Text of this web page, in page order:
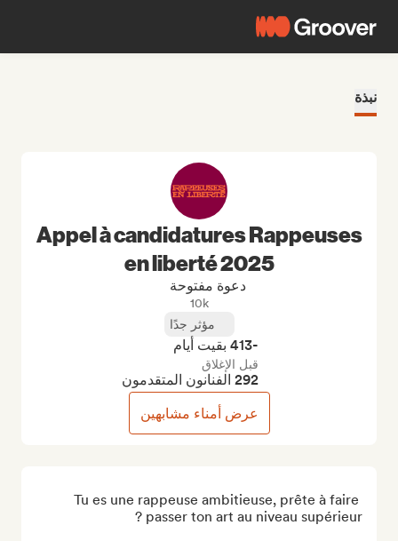
نبذة
Tu es une rappeuse ambitieuse, prête à faire
Appel à candidatures Rappeuses
en liberté 2025
دعوة مفتوحة
10k
مؤثر جدًا
-413 بقيت أيام
قبل الإغلاق
292 الفنانون المتقدمون
عرض أمناء مشابهين